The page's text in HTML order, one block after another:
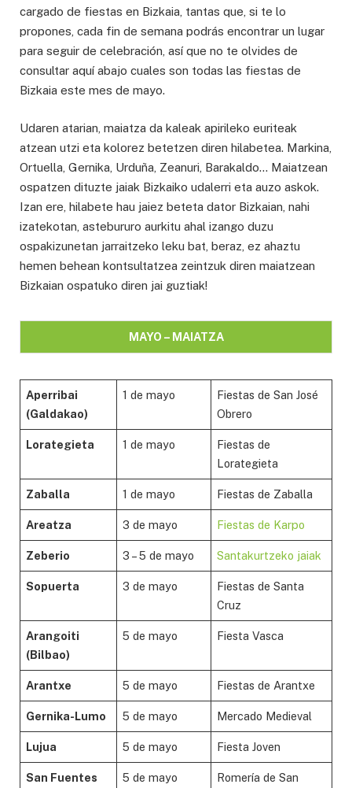
cargado de fiestas en Bizkaia, tantas que, si te lo
propones, cada fin de semana podrás encontrar un lugar
para seguir de celebración, así que no te olvides de
consultar aquí abajo cuales son todas las fiestas de
Bizkaia este mes de mayo.
Udaren atarian, maiatza da kaleak apirileko euriteak
atzean utzi eta kolorez betetzen diren hilabetea. Markina,
Ortuella, Gernika, Urduña, Zeanuri, Barakaldo… Maiatzean
ospatzen dituzte jaiak Bizkaiko udalerri eta auzo askok.
Izan ere, hilabete hau jaiez beteta dator Bizkaian, nahi
izatekotan, astebururo aurkitu ahal izango duzu
ospakizunetan jarraitzeko leku bat, beraz, ez ahaztu
hemen behean kontsultatzea zeintzuk diren maiatzean
Bizkaian ospatuko diren jai guztiak!
MAYO – MAIATZA
Aperribai
(Galdakao)
1 de mayo
Fiestas de San José
Obrero
Lorategieta 1 de mayo
Fiestas de
Lorategieta
Zaballa 1 de mayo Fiestas de Zaballa
Areatza 3 de mayo Fiestas de Karpo
Zeberio 3 – 5 de mayo Santakurtzeko jaiak
Sopuerta 3 de mayo
Fiestas de Santa
Cruz
Arangoiti
(Bilbao)
5 de mayo Fiesta Vasca
Arantxe 5 de mayo Fiestas de Arantxe
Gernika-Lumo 5 de mayo Mercado Medieval
Lujua 5 de mayo Fiesta Joven
San Fuentes 5 de mayo
Romería de San